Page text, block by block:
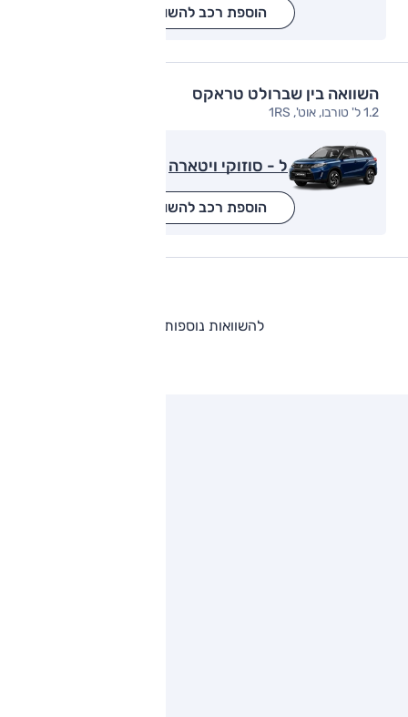
הוספת רכב להשוואה
השוואה בין שברולט טראקס
1.2 ל' טורבו, אוט', 1RS
ל - סוזוקי ויטארה
הוספת רכב להשוואה
להשוואות נוספות